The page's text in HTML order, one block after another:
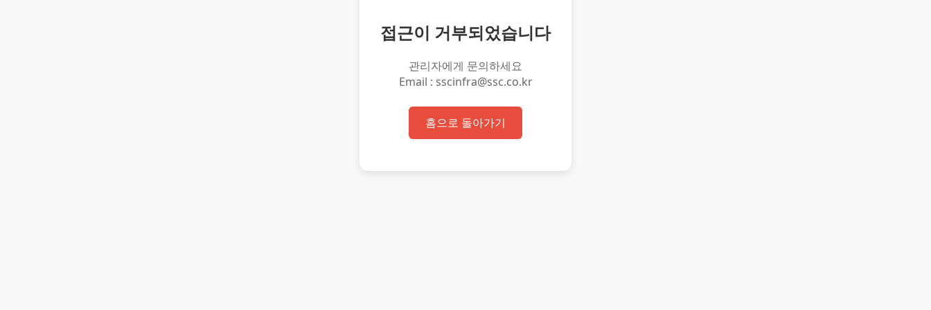
접근이 거부되었습니다
관리자에게 문의하세요
Email : sscinfra@ssc.co.kr
홈으로 돌아가기